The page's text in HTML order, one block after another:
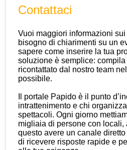
Contattaci
Vuoi maggiori informazioni
bisogno di chiarimenti su un
sapere come inserire la tua
soluzione è semplice:
ricontattato dal nostro team
possibile.
Il portale Papido è il punto
intrattenimento e chi
spettacoli. Ogni giorno
migliaia di persone con locali,
questo avere un canale
di ricevere risposte rapide e